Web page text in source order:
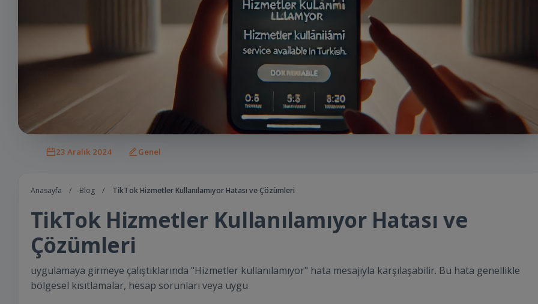
23 Aralık 2024 Genel
Anasayfa / Blog / TikTok Hizmetler Kullanılamıyor Hatası ve Çözümleri
TikTok Hizmetler Kullanılamıyor Hatası ve
Çözümleri
uygulamaya girmeye çalıştıklarında "Hizmetler kullanılamıyor" hata mesajıyla karşılaşabilir. Bu hata genellikle
bölgesel kısıtlamalar, hesap sorunları veya uygu